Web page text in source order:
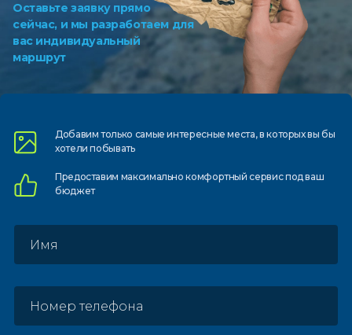
Оставьте заявку прямо
сейчас, и мы разработаем для
вас индивидуальный
маршрут
Добавим только самыеинтересные места, в которыхвы бы
хотели побывать
Предоставим максимально комфортныйсервис под ваш
бюджет